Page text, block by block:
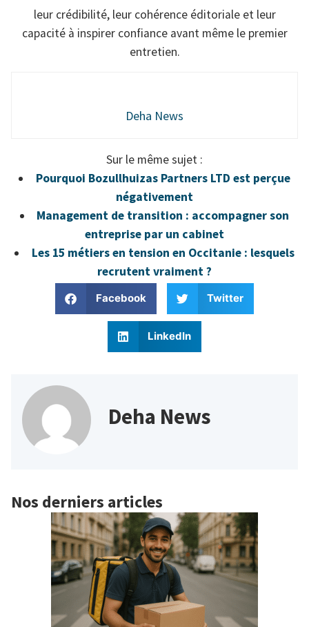
leur crédibilité, leur cohérence éditoriale et leur
capacité à inspirer confiance avant même le premier
entretien.
Deha News
Sur le même sujet :
Pourquoi Bozullhuizas Partners LTD est perçue
négativement
Management de transition : accompagner son
entreprise par un cabinet
Les 15 métiers en tension en Occitanie : lesquels
recrutent vraiment ?
Facebook Twitter
LinkedIn
Deha News
Nos derniers articles